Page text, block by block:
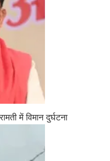
में विमान दुर्घटना